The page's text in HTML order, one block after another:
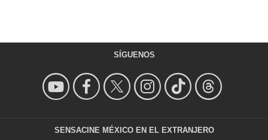
SÍGUENOS
SENSACINE MÉXICO EN EL EXTRANJERO